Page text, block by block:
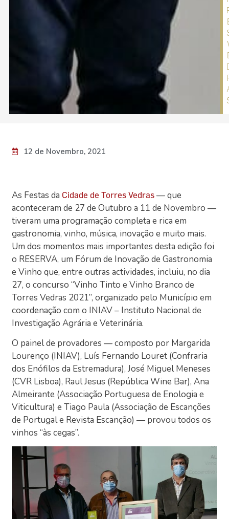
12 de Novembro, 2021
As Festas da Cidade de Torres Vedras — que
aconteceram de 27 de Outubro a 11 de Novembro —
tiveram uma programação completa e rica em
gastronomia, vinho, música, inovação e muito mais.
Um dos momentos mais importantes desta edição foi
o RESERVA, um Fórum de Inovação de Gastronomia
e Vinho que, entre outras actividades, incluiu, no dia
27, o concurso “Vinho Tinto e Vinho Branco de
Torres Vedras 2021”, organizado pelo Município em
coordenação com o INIAV – Instituto Nacional de
Investigação Agrária e Veterinária.
O painel de provadores — composto por Margarida
Lourenço (INIAV), Luís Fernando Louret (Confraria
dos Enófilos da Estremadura), José Miguel Meneses
(CVR Lisboa), Raul Jesus (República Wine Bar), Ana
Almeirante (Associação Portuguesa de Enologia e
Viticultura) e Tiago Paula (Associação de Escanções
de Portugal e Revista Escanção) — provou todos os
vinhos “às cegas”.